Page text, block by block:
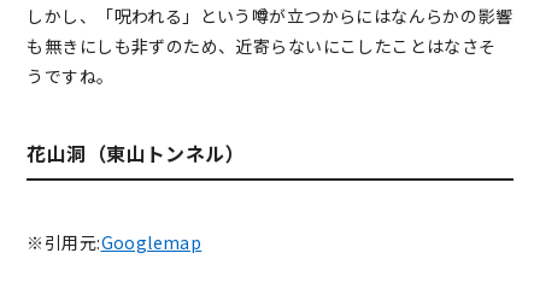
しかし、「呪われる」という噂が立つからにはなんらかの影響
も無きにしも非ずのため、近寄らないにこしたことはなさそ
うですね。
花山洞（東山トンネル）
※引用元:Googlemap